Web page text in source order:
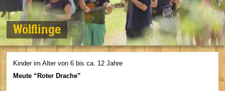
Wölflinge
Kinder im Alter von 6 bis ca. 12 Jahre
Meute “Roter Drache”